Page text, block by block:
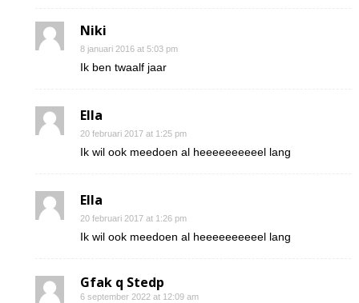
Niki
8 januari 2016 at 5:03 pm
Ik ben twaalf jaar
Ella
20 februari 2017 at 1:25 pm
Ik wil ook meedoen al heeeeeeeeeel lang
Ella
20 februari 2017 at 1:26 pm
Ik wil ook meedoen al heeeeeeeeeel lang
Gfak q Stedp
6 september 2022 at 12:09 am